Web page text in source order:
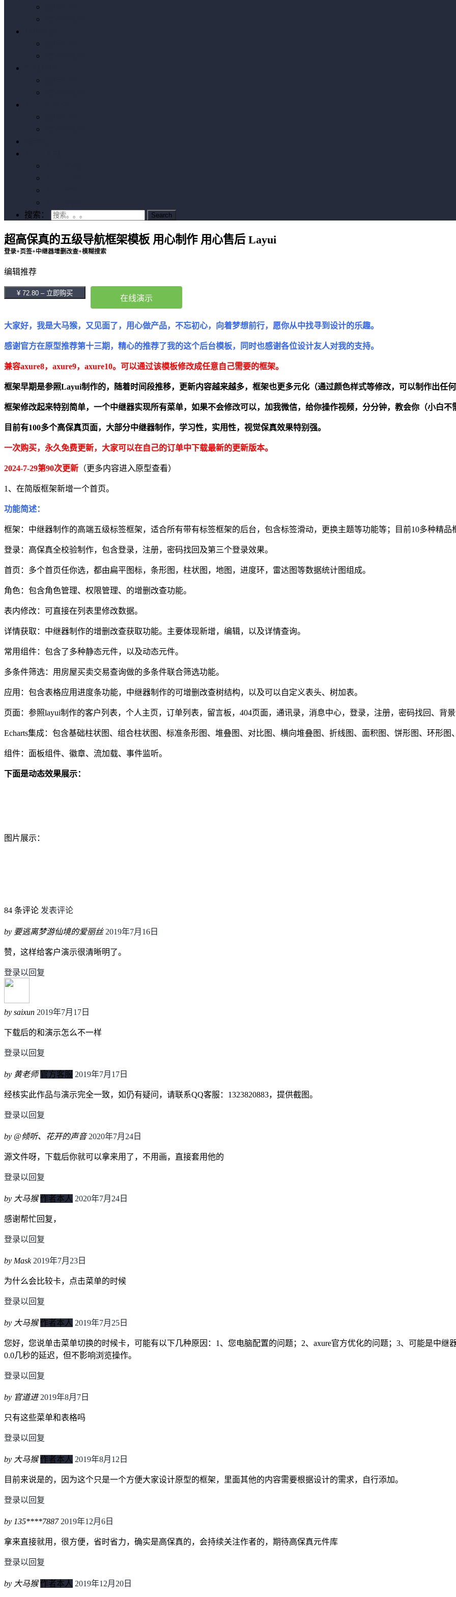
搜索：
超高保真的五级导航框架模板 用心制作 用心售后 Layui
登录+页签+中继器增删改查+模糊搜索
编辑推荐
¥ 72.80 – 立即购买
在线演示
大家好，我是大马猴，又见面了，用心做产品，不忘初心，向着梦想前行，愿你从中找寻到设计的乐趣。
感谢官方在原型推荐第十三期，精心的推荐了我的这个后台模板，同时也感谢各位设计友人对我的支持。
兼容axure8，axure9，axure10。可以通过该模板修改成任意自己需要的框架。
框架早期是参照Layui制作的，随着时间段推移，更新内容越来越多，框架也更多元化（通过颜色样式等修改，可以制作出任
框架修改起来特别简单，一个中继器实现所有菜单，如果不会修改可以，加我微信，给你操作视频，分分钟，教会你（小白不
目前有100多个高保真页面，大部分中继器制作，学习性，实用性，视觉保真效果特别强。
一次购买，永久免费更新，大家可以在自己的订单中下载最新的更新版本。
2024-7-29第90次更新 （更多内容进入原型查看）
1、在简版框架新增一个首页。
功能简述：
框架：中继器制作的高端五级标签框架，适合所有带有标签框架的后台，包含标签滑动，更换主题等功能等；目前10多种精品
登录：高保真全校验制作，包含登录，注册，密码找回及第三个登录效果。
首页：多个首页任你选，都由扁平图标，条形图，柱状图，地图，进度环，雷达图等数据统计图组成。
角色：包含角色管理、权限管理、的增删改查功能。
表内修改：可直接在列表里修改数据。
详情获取：中继器制作的增删改查获取功能。主要体现新增，编辑，以及详情查询。
常用组件：包含了多种静态元件，以及动态元件。
多条件筛选：用房屋买卖交易查询做的多条件联合筛选功能。
应用：包含表格应用进度条功能，中继器制作的可增删改查树结构，以及可以自定义表头、树加表。
页面：参照layui制作的客户列表，个人主页，订单列表，留言板，404页面，通讯录，消息中心，登录，注册，密码找回、背
Echarts集成：包含基础柱状图、组合柱状图、标准条形图、堆叠图、对比图、横向堆叠图、折线图、面积图、饼形图、环形
组件：面板组件、徽章、流加载、事件监听。
下面是动态效果展示：
图片展示：
84 条评论 发表评论
by 要逃离梦游仙境的爱丽丝 2019年7月16日
赞，这样给客户演示很清晰明了。
登录以回复
by saixun 2019年7月17日
下载后的和演示怎么不一样
登录以回复
by 黄老师 官方客服 2019年7月17日
经核实此作品与演示完全一致，如仍有疑问，请联系QQ客服：1323820883，提供截图。
登录以回复
by @倾听、花开的声音 2020年7月24日
源文件呀，下载后你就可以拿来用了，不用画，直接套用他的
登录以回复
by 大马猴 作者本人 2020年7月24日
感谢帮忙回复，
登录以回复
by Mask 2019年7月23日
为什么会比较卡，点击菜单的时候
登录以回复
by 大马猴 作者本人 2019年7月25日
您好，您说单击菜单切换的时候卡，可能有以下几种原因：1、您电脑配置的问题；2、axure官方优化的问题；3、可能是中
0.0几秒的延迟，但不影响浏览操作。
登录以回复
by 官道进 2019年8月7日
只有这些菜单和表格吗
登录以回复
by 大马猴 作者本人 2019年8月12日
目前来说是的，因为这个只是一个方便大家设计原型的框架，里面其他的内容需要根据设计的需求，自行添加。
登录以回复
by 135****7887 2019年12月6日
拿来直接就用，很方便，省时省力，确实是高保真的，会持续关注作者的，期待高保真元件库
登录以回复
by 大马猴 作者本人 2019年12月20日